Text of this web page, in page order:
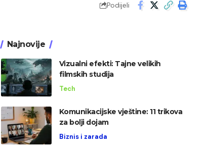
Podijeli
Najnovije
Vizualni efekti: Tajne velikih
filmskih studija
Tech
Komunikacijske vještine: 11 trikova
za bolji dojam
Biznis i zarada